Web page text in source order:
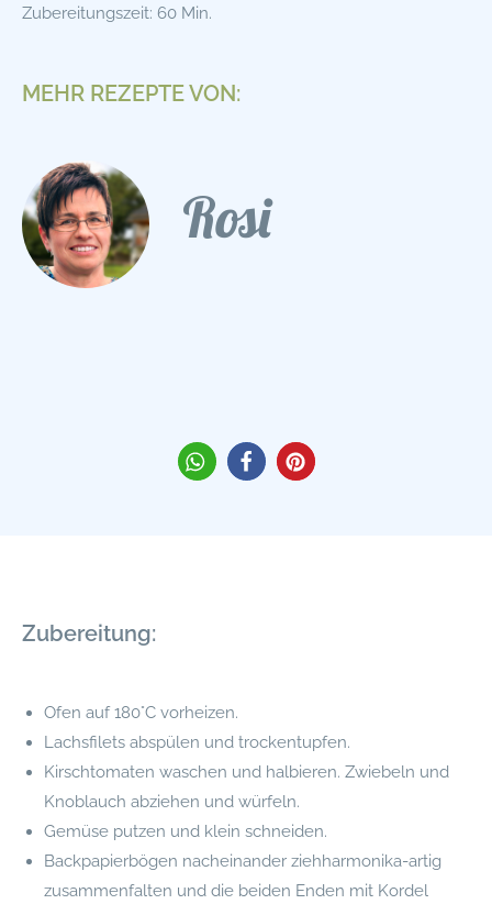
Zubereitungszeit: 60 Min.
MEHR REZEPTE VON:
Rosi
Zubereitung:
Ofen auf 180°C vorheizen.
Lachsfilets abspülen und trockentupfen.
Kirschtomaten waschen und halbieren. Zwiebeln und
Knoblauch abziehen und würfeln.
Gemüse putzen und klein schneiden.
Backpapierbögen nacheinander ziehharmonika-artig
zusammenfalten und die beiden Enden mit Kordel